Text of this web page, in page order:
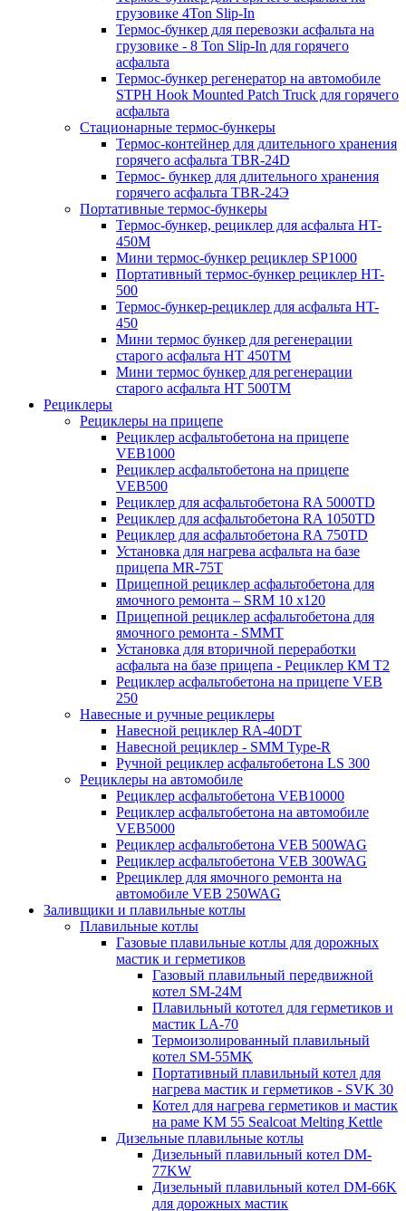
грузовике 4Ton Slip-In
Термос-бункер для перевозки асфальта на
грузовике - 8 Ton Slip-In для горячего
асфальта
Термос-бункер регенератор на автомобиле
STPH Hook Mounted Patch Truck для горячего
асфальта
Стационарные термос-бункеры
Термос-контейнер для длительного хранения
горячего асфальта TBR-24D
Термос- бункер для длительного хранения
горячего асфальта TBR-24Э
Портативные термос-бункеры
Термос-бункер, рециклер для асфальта HT-
450M
Мини термос-бункер рециклер SP1000
Портативный термос-бункер рециклер HT-
500
Термос-бункер-рециклер для асфальта HT-
450
Мини термос бункер для регенерации
старого асфальта НТ 450ТМ
Мини термос бункер для регенерации
старого асфальта НТ 500ТМ
Рециклеры
Рециклеры на прицепе
Рециклер асфальтобетона на прицепе
VEB1000
Рециклер асфальтобетона на прицепе
VEB500
Рециклер для асфальтобетона RA 5000TD
Рециклер для асфальтобетона RA 1050TD
Рециклер для асфальтобетона RA 750TD
Установка для нагрева асфальта на базе
прицепа MR-75T
Прицепной рециклер асфальтобетона для
ямочного ремонта – SRM 10 x120
Прицепной рециклер асфальтобетона для
ямочного ремонта - SMMT
Установка для вторичной переработки
асфальта на базе прицепа - Рециклер КМ T2
Рециклер асфальтобетона на прицепе VEB
250
Навесные и ручные рециклеры
Навесной рециклер RA-40DT
Навесной рециклер - SMM Type-R
Ручной рециклер асфальтобетона LS 300
Рециклеры на автомобиле
Рециклер асфальтобетона VEB10000
Рециклер асфальтобетона на автомобиле
VEB5000
Рециклер асфальтобетона VEB 500WAG
Рециклер асфальтобетона VEB 300WAG
Ррециклер для ямочного ремонта на
автомобиле VEB 250WAG
Заливщики и плавильные котлы
Плавильные котлы
Газовые плавильные котлы для дорожных
мастик и герметиков
Газовый плавильный передвижной
котел SM-24M
Плавильный кототел для герметиков и
мастик LA-70
Термоизолированный плавильный
котел SM-55MK
Портативный плавильный котел для
нагрева мастик и герметиков - SVK 30
Котел для нагрева герметиков и мастик
на раме KM 55 Sealcoat Melting Kettle
Дизельные плавильные котлы
Дизельный плавильный котел DM-
77KW
Дизельный плавильный котел DM-66K
для дорожных мастик